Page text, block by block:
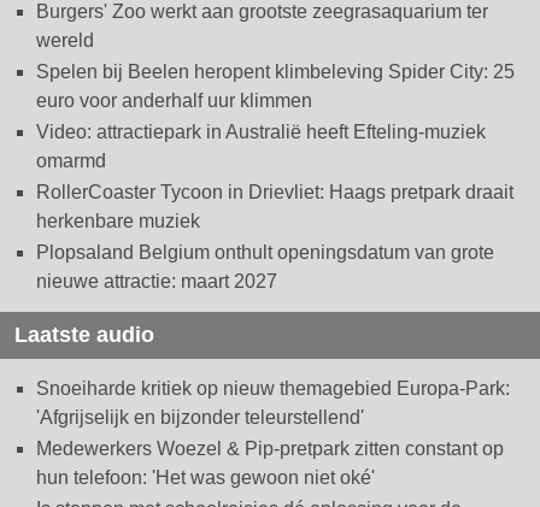
Burgers' Zoo werkt aan grootste zeegrasaquarium ter
wereld
Spelen bij Beelen heropent klimbeleving Spider City: 25
euro voor anderhalf uur klimmen
Video: attractiepark in Australië heeft Efteling-muziek
omarmd
RollerCoaster Tycoon in Drievliet: Haags pretpark draait
herkenbare muziek
Plopsaland Belgium onthult openingsdatum van grote
nieuwe attractie: maart 2027
Laatste audio
Snoeiharde kritiek op nieuw themagebied Europa-Park:
'Afgrijselijk en bijzonder teleurstellend'
Medewerkers Woezel & Pip-pretpark zitten constant op
hun telefoon: 'Het was gewoon niet oké'